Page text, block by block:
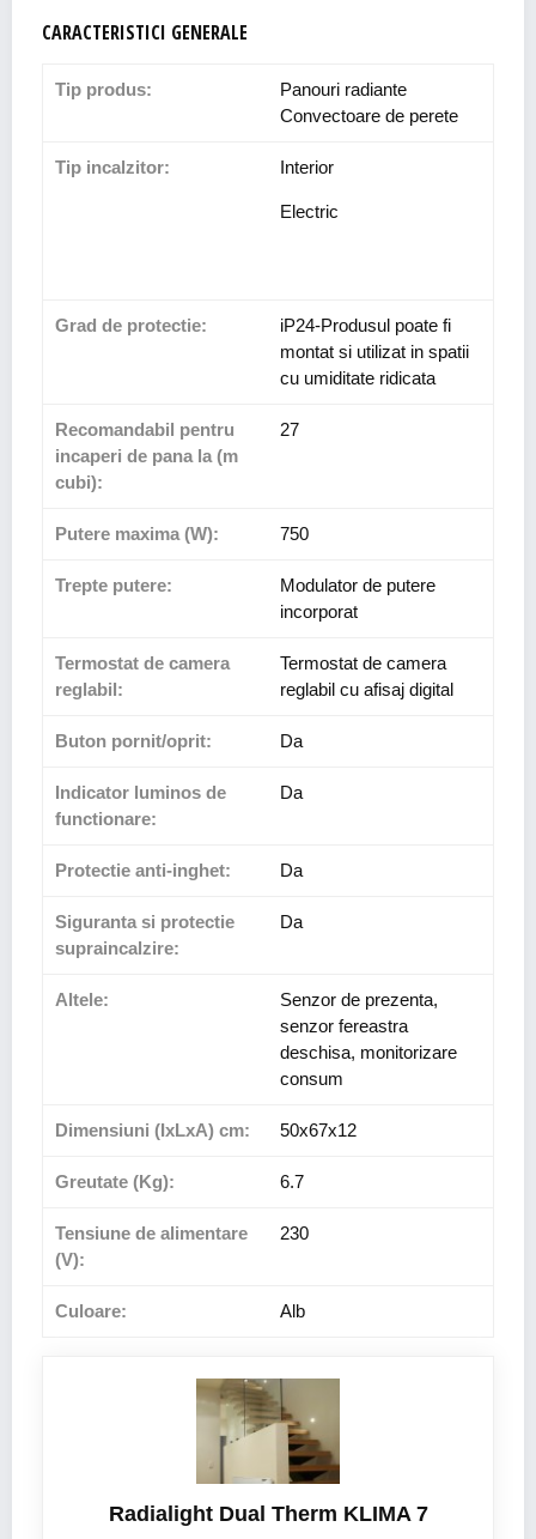
CARACTERISTICI GENERALE
Tip produs:
Panouri radiante
Convectoare de perete
Tip incalzitor: Interior
Electric
Grad de protectie:
iP24-Produsul poate fi
montat si utilizat in spatii
cu umiditate ridicata
Recomandabil pentru
incaperi de pana la (m
cubi):
27
Putere maxima (W): 750
Trepte putere:
Modulator de putere
incorporat
Termostat de camera
reglabil:
Termostat de camera
reglabil cu afisaj digital
Buton pornit/oprit: Da
Indicator luminos de
functionare:
Da
Protectie anti-inghet: Da
Siguranta si protectie
supraincalzire:
Da
Altele:
Senzor de prezenta,
senzor fereastra
deschisa, monitorizare
consum
Dimensiuni (IxLxA) cm: 50x67x12
Greutate (Kg): 6.7
Tensiune de alimentare
(V):
230
Culoare: Alb
Radialight Dual Therm KLIMA 7